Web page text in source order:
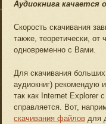
Аудиокнига качается
Скорость скачивания
также, теоретически,
одновременно с Вами.
Для скачивания
аудиокниг) рекомендую
так как Internet Explorer
справляется. Вот,
скачивания файлов для